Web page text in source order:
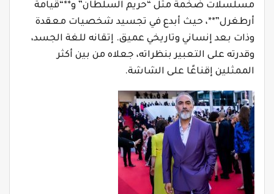
مسلسلات ضخمة مثل “حريم السلطان” و**“قيامة
أرطغرل”**، حيث أبدع في تجسيد شخصيات معقدة
وذات بعد إنساني وتاريخي عميق. إتقانه للغة الجسد،
وقدرته على التعبير بنظراته، جعلاه من بين أكثر
الممثلين إقناعًا على الشاشة.